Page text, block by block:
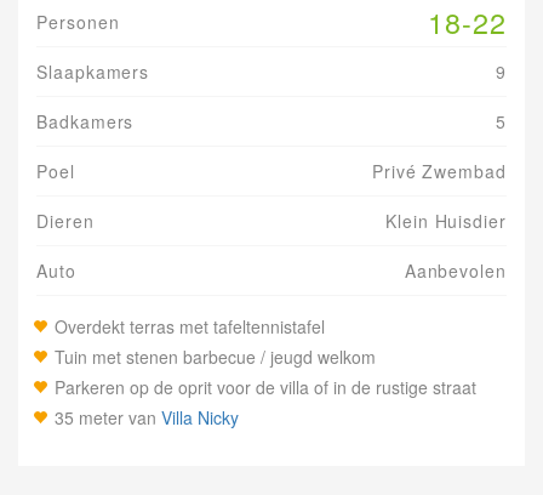
Personen
18-22
Slaapkamers 9
Badkamers 5
Poel Privé Zwembad
Dieren Klein Huisdier
Auto Aanbevolen
Overdekt terras met tafeltennistafel
Tuin met stenen barbecue / jeugd welkom
Parkeren op de oprit voor de villa of in de rustige straat
35 meter van Villa Nicky